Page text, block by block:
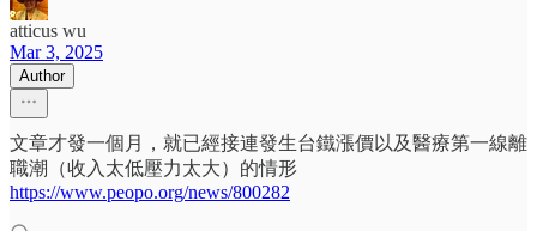
atticus wu
Mar 3, 2025
Author
文章才發一個月，就已經接連發生台鐵漲價以及醫療第一線離
職潮（收入太低壓力太大）的情形
https://www.peopo.org/news/800282